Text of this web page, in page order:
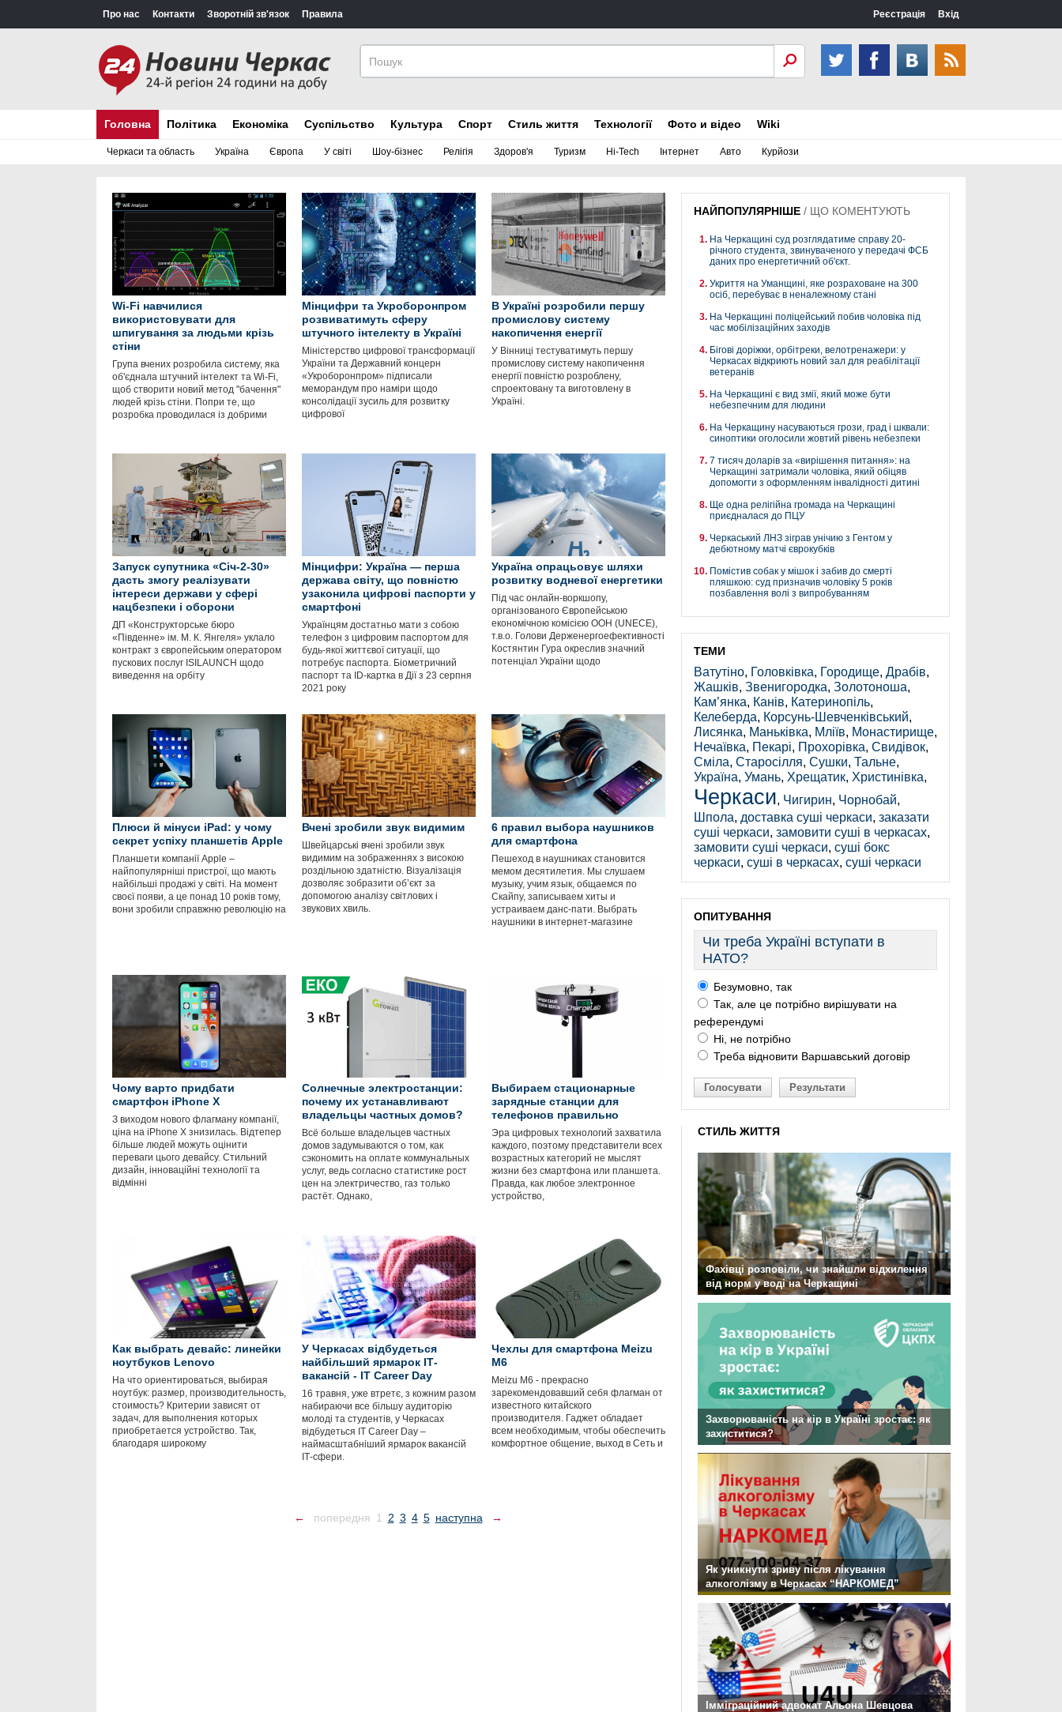
Про нас Контакти Зворотній зв'язок Правила Реєстрація Вхід
Головна
Черкаси та область Україна Європа У світі Шоу-бізнес Релігія Здоров'я Туризм Hi-Tech Інтернет Авто Курйози
Політика Економіка Суспільство Культура Спорт Стиль життя Технології Фото и відео Wiki
Wi-Fi навчилися
використовувати для
шпигування за людьми крізь
стіни
Група вчених розробила систему, яка
об'єднала штучний інтелект та Wi-Fi,
щоб створити новий метод "бачення"
людей крізь стіни. Попри те, що
розробка проводилася із добрими
Мінцифри та Укроборонпром
розвиватимуть сферу
штучного інтелекту в Україні
Міністерство цифрової трансформації
України та Державний концерн
«Укроборонпром» підписали
меморандум про наміри щодо
консолідації зусиль для розвитку
цифрової
В Україні розробили першу
промислову систему
накопичення енергії
У Вінниці тестуватимуть першу
промислову систему накопичення
енергії повністю розроблену,
спроектовану та виготовлену в
Україні.
Запуск супутника «Січ-2-30»
дасть змогу реалізувати
інтереси держави у сфері
нацбезпеки і оборони
ДП «Конструкторське бюро
«Південне» ім. М. К. Янгеля» уклало
контракт з європейським оператором
пускових послуг ISILAUNCH щодо
виведення на орбіту
Мінцифри: Україна — перша
держава світу, що повністю
узаконила цифрові паспорти у
смартфоні
Українцям достатньо мати з собою
телефон з цифровим паспортом для
будь-якої життєвої ситуації, що
потребує паспорта. Біометричний
паспорт та ID-картка в Дії з 23 серпня
2021 року
Україна опрацьовує шляхи
розвитку водневої енергетики
Під час онлайн-воркшопу,
організованого Європейською
економічною комісією ООН (UNECE),
т.в.о. Голови Держенергоефективності
Костянтин Гура окреслив значний
потенціал України щодо
Плюси й мінуси iPad: у чому
секрет успіху планшетів Apple
Планшети компанії Apple –
найпопулярніші пристрої, що мають
найбільші продажі у світі. На момент
своєї появи, а це понад 10 років тому,
вони зробили справжню революцію на
Вчені зробили звук видимим
Швейцарські вчені зробили звук
видимим на зображеннях з високою
роздільною здатністю. Візуалізація
дозволяє зобразити об’єкт за
допомогою аналізу світлових і
звукових хвиль.
6 правил выбора наушников
для смартфона
Пешеход в наушниках становится
мемом десятилетия. Мы слушаем
музыку, учим язык, общаемся по
Скайпу, записываем хиты и
устраиваем данс-пати. Выбрать
наушники в интернет-магазине
Чому варто придбати
смартфон iPhone X
З виходом нового флагману компанії,
ціна на iPhone X знизилась. Відтепер
більше людей можуть оцінити
переваги цього девайсу. Стильний
дизайн, інноваційні технології та
відмінні
Солнечные электростанции:
почему их устанавливают
владельцы частных домов?
Всё больше владельцев частных
домов задумываются о том, как
сэкономить на оплате коммунальных
услуг, ведь согласно статистике рост
цен на электричество, газ только
растёт. Однако,
Выбираем стационарные
зарядные станции для
телефонов правильно
Эра цифровых технологий захватила
каждого, поэтому представители всех
возрастных категорий не мыслят
жизни без смартфона или планшета.
Правда, как любое электронное
устройство,
Как выбрать девайс: линейки
ноутбуков Lenovo
На что ориентироваться, выбирая
ноутбук: размер, производительность,
стоимость? Критерии зависят от
задач, для выполнения которых
приобретается устройство. Так,
благодаря широкому
У Черкасах відбудеться
найбільший ярмарок ІТ-
вакансій - IT Career Day
16 травня, уже втретє, з кожним разом
набираючи все більшу аудиторію
молоді та студентів, у Черкасах
відбудеться ІТ Career Day –
наймасштабніший ярмарок вакансій
ІТ-сфери.
Чехлы для смартфона Meizu
M6
Meizu M6 - прекрасно
зарекомендовавший себя флагман от
известного китайского
производителя. Гаджет обладает
всем необходимым, чтобы обеспечить
комфортное общение, выход в Сеть и
← попередня 1 2 3 4 5 наступна →
НАЙПОПУЛЯРНІШЕ / ЩО КОМЕНТУЮТЬ
На Черкащині суд розглядатиме справу 20-
річного студента, звинуваченого у передачі ФСБ
даних про енергетичний об'єкт.
Укриття на Уманщині, яке розраховане на 300
осіб, перебуває в неналежному стані
На Черкащині поліцейський побив чоловіка під
час мобілізаційних заходів
Бігові доріжки, орбітреки, велотренажери: у
Черкасах відкриють новий зал для реабілітації
ветеранів
На Черкащині є вид змії, який може бути
небезпечним для людини
На Черкащину насуваються грози, град і шквали:
синоптики оголосили жовтий рівень небезпеки
7 тисяч доларів за «вирішення питання»: на
Черкащині затримали чоловіка, який обіцяв
допомогти з оформленням інвалідності дитині
Ще одна релігійна громада на Черкащині
приєдналася до ПЦУ
Черкаський ЛНЗ зіграв унічию з Гентом у
дебютному матчі єврокубків
Помістив собак у мішок і забив до смерті
пляшкою: суд призначив чоловіку 5 років
позбавлення волі з випробуванням
ТЕМИ
Ватутіно, Головківка, Городище, Драбів,
Жашків, Звенигородка, Золотоноша,
Кам’янка, Канів, Катеринопіль,
Келеберда, Корсунь-Шевченківський,
Лисянка, Маньківка, Мліїв, Монастирище,
Нечаївка, Пекарі, Прохорівка, Свидівок,
Сміла, Старосілля, Сушки, Тальне,
Україна, Умань, Хрещатик, Христинівка,
Черкаси, Чигирин, Чорнобай,
Шпола, доставка суші черкаси, заказати
суші черкаси, замовити суші в черкасах,
замовити суші черкаси, суші бокс
черкаси, суші в черкасах, суші черкаси
ОПИТУВАННЯ
Чи треба Україні вступати в
НАТО?
Безумовно, так
Так, але це потрібно вирішувати на
референдумі
Ні, не потрібно
Треба відновити Варшавський договір
Голосувати Результати
СТИЛЬ ЖИТТЯ
Фахівці розповіли, чи знайшли відхилення
від норм у воді на Черкащині
Захворюваність на кір в Україні зростає: як
захиститися?
Як уникнути зриву після лікування
алкоголізму в Черкасах “НАРКОМЕД”
Імміграційний адвокат Альона Шевцова